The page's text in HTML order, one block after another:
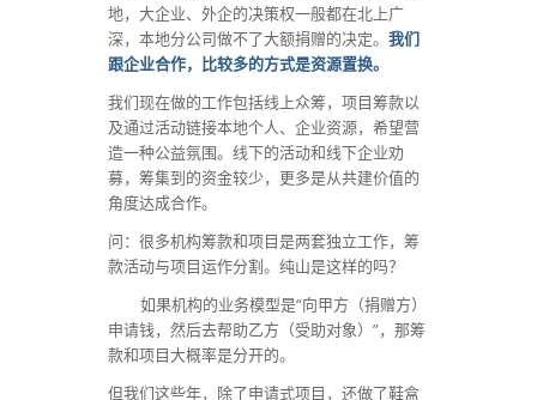
地，大企业、外企的决策权一般都在北上广
深，本地分公司做不了大额捐赠的决定。 我们
跟企业合作，比较多的方式是资源置换。
我们现在做的工作包括线上众筹，项目筹款以
及通过活动链接本地个人、企业资源，希望营
造一种公益氛围。线下的活动和线下企业劝
募，筹集到的资金较少，更多是从共建价值的
角度达成合作。
问：很多机构筹款和项目是两套独立工作，筹
款活动与项目运作分割。纯山是这样的吗？
如果机构的业务模型是“向甲方（捐赠方）
申请钱，然后去帮助乙方（受助对象）”，那筹
款和项目大概率是分开的。
但我们这些年，除了申请式项目，还做了鞋盒